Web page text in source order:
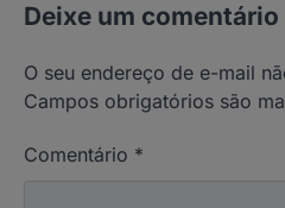
Deixe um comentário
O seu endereço de e-mail
Campos obrigatórios são
Comentário *